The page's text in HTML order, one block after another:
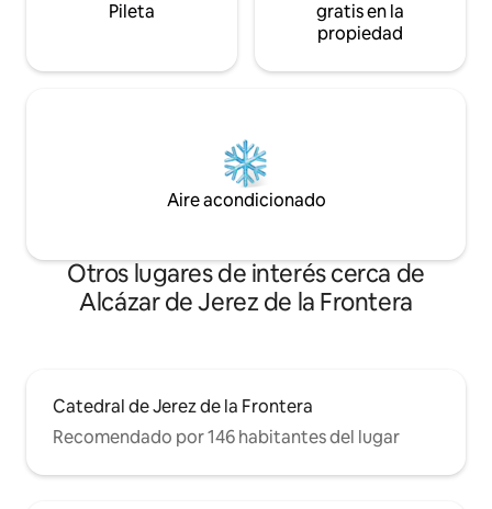
Pileta
gratis en la
propiedad
Aire acondicionado
Otros lugares de interés cerca de
Alcázar de Jerez de la Frontera
Catedral de Jerez de la Frontera
Recomendado por 146 habitantes del lugar